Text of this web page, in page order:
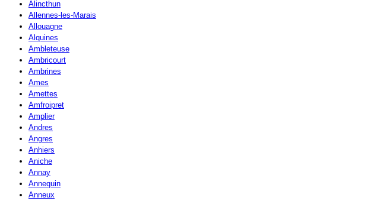
Alincthun
Allennes-les-Marais
Allouagne
Alquines
Ambleteuse
Ambricourt
Ambrines
Ames
Amettes
Amfroipret
Amplier
Andres
Angres
Anhiers
Aniche
Annay
Annequin
Anneux